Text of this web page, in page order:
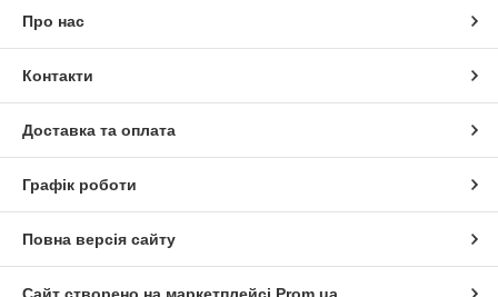
Про нас
Контакти
Доставка та оплата
Графік роботи
Повна версія сайту